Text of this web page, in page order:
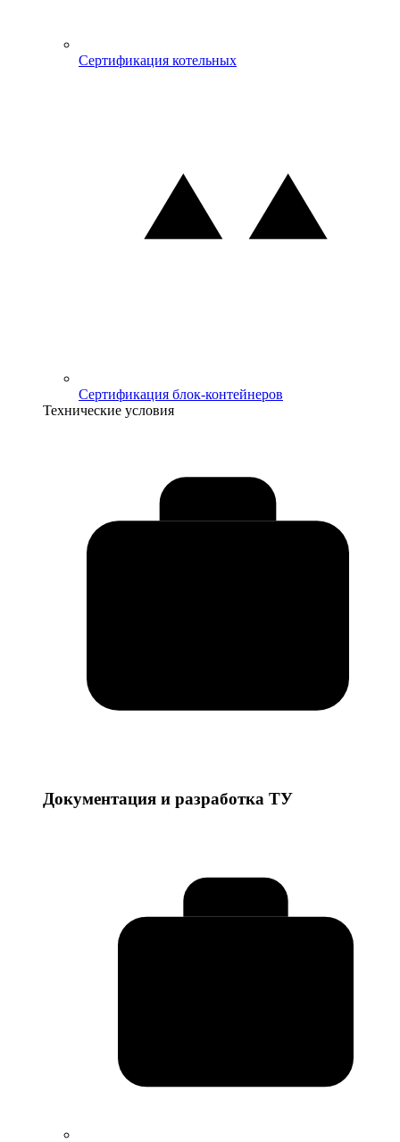
Сертификация котельных
Сертификация блок-контейнеров
Технические условия
Документация и разработка ТУ